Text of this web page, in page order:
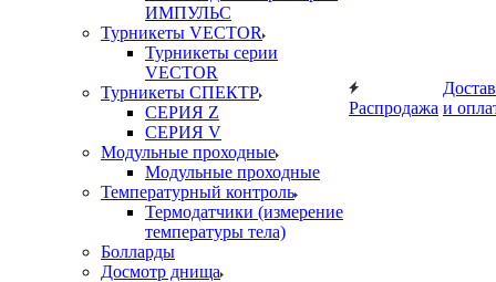
ИМПУЛЬС
Турникеты VECTOR
Турникеты серии
VECTOR
Турникеты СПЕКТР
СЕРИЯ Z
СЕРИЯ V
Модульные проходные
Модульные проходные
Температурный контроль
Термодатчики (измерение
температуры тела)
Болларды
Досмотр днища
Распродажа и